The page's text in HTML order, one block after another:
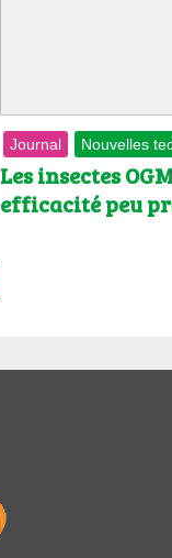
Journal Nouvelles
Les insectes
efficacité peu